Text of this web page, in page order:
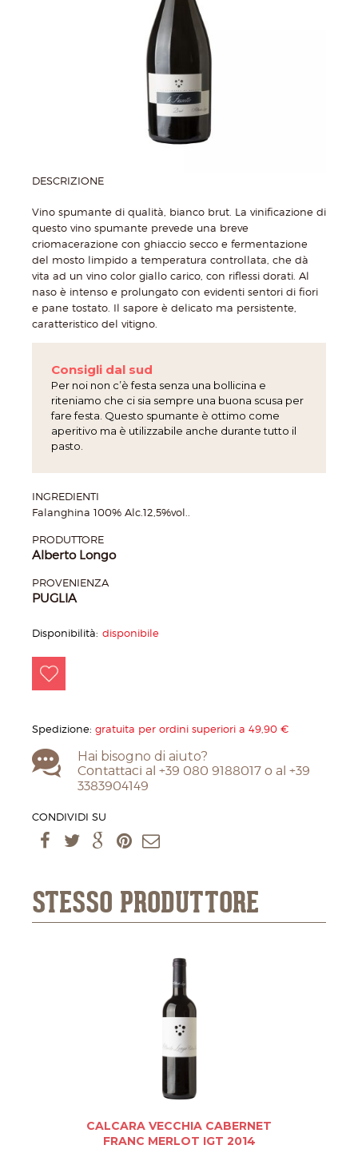
DESCRIZIONE
Vino spumante di qualità, bianco brut. La vinificazione di
questo vino spumante prevede una breve
criomacerazione con ghiaccio secco e fermentazione
del mosto limpido a temperatura controllata, che dà
vita ad un vino color giallo carico, con riflessi dorati. Al
naso è intenso e prolungato con evidenti sentori di fiori
e pane tostato. Il sapore è delicato ma persistente,
caratteristico del vitigno.
Consigli dal sud
Per noi non c’è festa senza una bollicina e
riteniamo che ci sia sempre una buona scusa per
fare festa. Questo spumante è ottimo come
aperitivo ma è utilizzabile anche durante tutto il
pasto.
INGREDIENTI
Falanghina 100% Alc.12,5%vol..
PRODUTTORE
Alberto Longo
PROVENIENZA
PUGLIA
Disponibilità: disponibile
Spedizione: gratuita per ordini superiori a 49,90 €
Hai bisogno di aiuto?
Contattaci al +39 080 9188017 o al +39
3383904149
CONDIVIDI SU
STESSO PRODUTTORE
CALCARA VECCHIA CABERNET
FRANC MERLOT IGT 2014